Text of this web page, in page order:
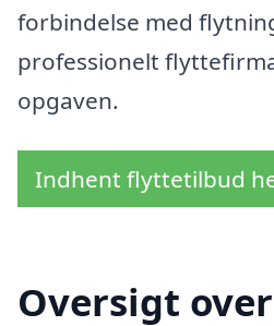
forbindelse med
professionelt
opgaven.
Indhent flyttetilbud
Oversigt over